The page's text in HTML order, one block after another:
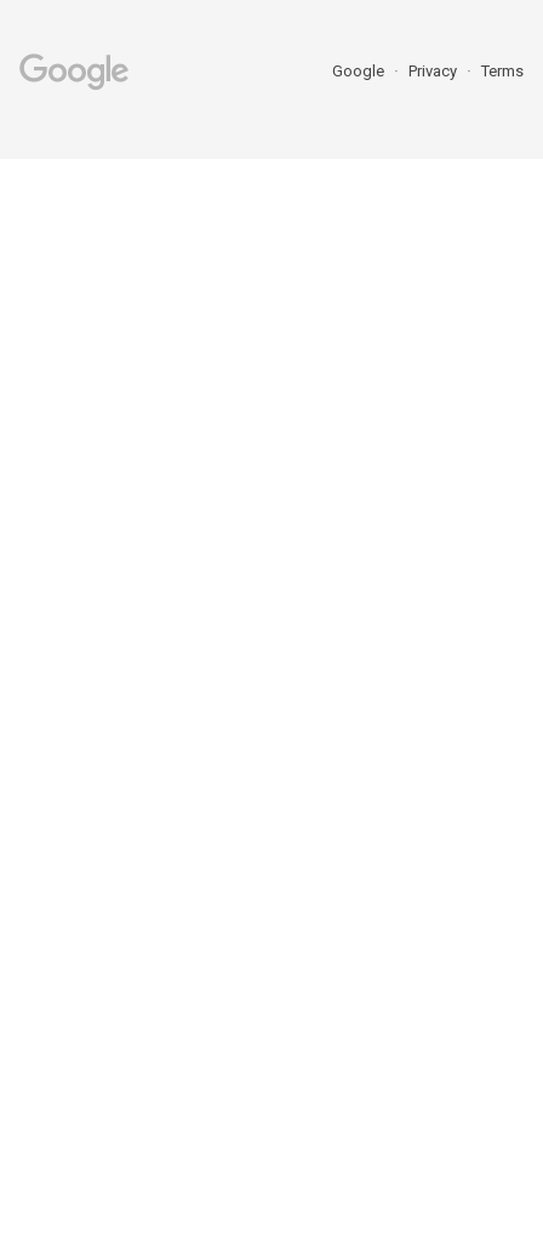
Google Privacy Terms